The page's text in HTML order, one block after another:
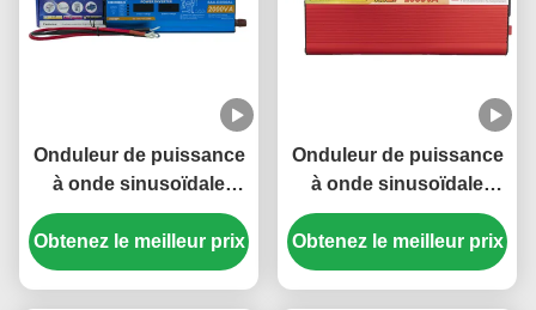
Onduleur de puissance
à onde sinusoïdale
modifiée 2000W avec
écran LCD et sortie
USB DC 12V à AC 220V
Obtenez le meilleur prix
Onduleur de puissance
à onde sinusoïdale
modifiée 2000VA
Économie d'énergie
Écologique Onduleur
Obtenez le meilleur prix